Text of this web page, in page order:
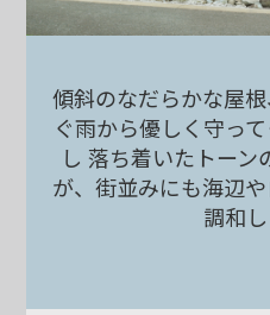
傾斜のなだらかな屋根
ぐ雨から優しく守っ
し 落ち着いたトーン
が、 街並みにも海辺
調和し